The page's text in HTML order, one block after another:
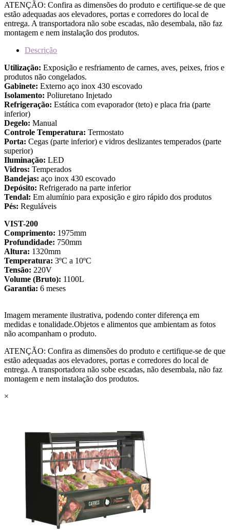
ATENÇÃO: Confira as dimensões do produto e certifique-se de que
estão adequadas aos elevadores, portas e corredores do local de
entrega. A transportadora não sobe escadas, não desembala, não faz
montagem e nem instalação dos produtos.
Descrição
Utilização: Exposição e resfriamento de carnes, aves, peixes, frios e
produtos não congelados.
Gabinete: Externo aço inox 430 escovado
Isolamento: Poliuretano Injetado
Refrigeração: Estática com evaporador (teto) e placa fria (parte
inferior)
Degelo: Manual
Controle Temperatura: Termostato
Porta: Cegas (parte inferior) e vidros deslizantes temperados (parte
superior)
Iluminação: LED
Vidros: Temperados
Bandejas: aço inox 430 escovado
Depósito: Refrigerado na parte inferior
Tendal: Em alumínio para exposição e giro rápido dos produtos
Pés: Reguláveis
VIST-200
Comprimento: 1975mm
Profundidade: 750mm
Altura: 1320mm
Temperatura: 3ºC a 10ºC
Tensão: 220V
Volume (Bruto): 1100L
Garantia: 6 meses
Imagem meramente ilustrativa, podendo conter diferença em
medidas e tonalidade.Objetos e alimentos que ambientam as fotos
não acompanham o produto.
ATENÇÃO: Confira as dimensões do produto e certifique-se de que
estão adequadas aos elevadores, portas e corredores do local de
entrega. A transportadora não sobe escadas, não desembala, não faz
montagem e nem instalação dos produtos.
×